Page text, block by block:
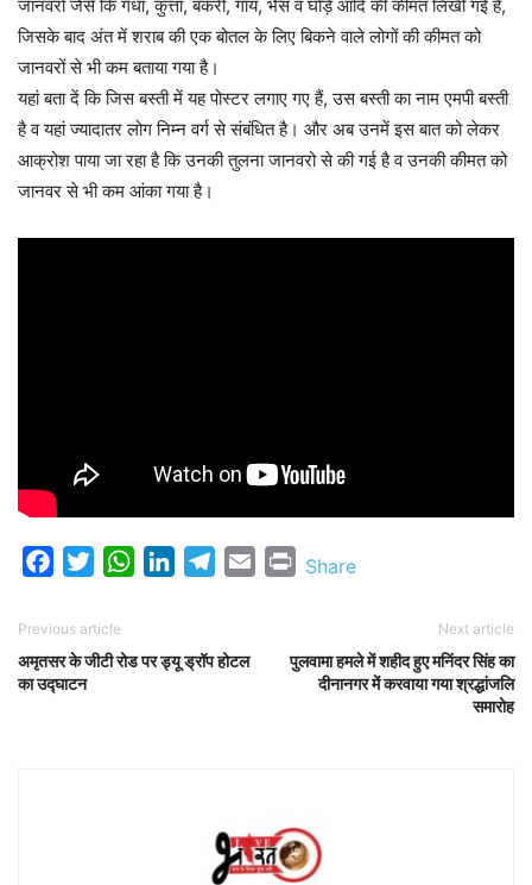
जानवरो जैसे कि गधा, कुत्ता, बकरी, गाय, भैंस व घोड़े आदि की कीमत लिखी गई है,
जिसके बाद अंत में शराब की एक बोतल के लिए बिकने वाले लोगों की कीमत को
जानवरों से भी कम बताया गया है।
यहां बता दें कि जिस बस्ती में यह पोस्टर लगाए गए हैं, उस बस्ती का नाम एमपी बस्ती
है व यहां ज्यादातर लोग निम्न वर्ग से संबंधित है। और अब उनमें इस बात को लेकर
आक्रोश पाया जा रहा है कि उनकी तुलना जानवरो से की गई है व उनकी कीमत को
जानवर से भी कम आंका गया है।
FacebookTwitterWhatsAppLinkedInTelegram
Email Print
Share
Previous article
अमृतसर के जीटी रोड पर ड्यू ड्रॉप होटल
का उद्घाटन
Next article
पुलवामा हमले में शहीद हुए मनिंदर सिंह का
दीनानगर में करवाया गया श्रद्धांजलि
समारोह